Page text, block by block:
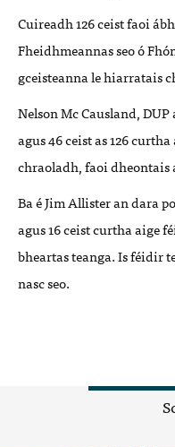
Cuireadh 126 ceist faoi
Fheidhmeannas seo ó
gceisteanna le hiarratais
Nelson Mc Causland,DUP
agus 46 ceist as 126
chraoladh, faoi dheontais
Ba é Jim Allister an dara
agus 16 ceist curtha aige
bheartas teanga. Is féidir
nasc seo.